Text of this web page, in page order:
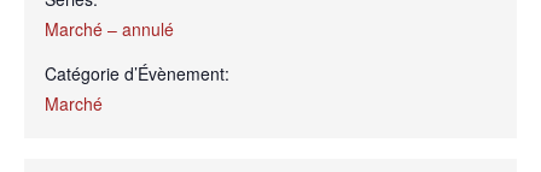
Marché – annulé
Catégorie d’Évènement:
Marché